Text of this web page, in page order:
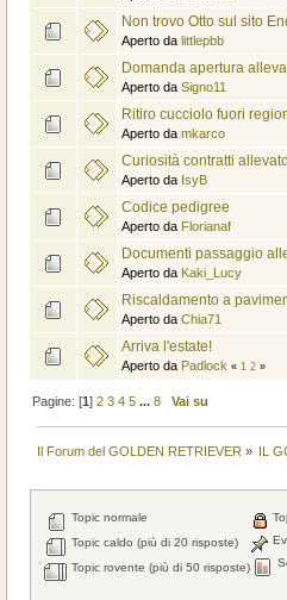
Non trovo Otto sul sito
Aperto da littlepbb
Domanda apertura
Aperto da Signo11
Ritiro cucciolo fuori
Aperto da mkarco
Curiosità contratti
Aperto da IsyB
Codice pedigree
Aperto da Florianaf
Documenti passaggio
Aperto da Kaki_Lucy
Riscaldamento a
Aperto da Chia71
Arriva l'estate!
Aperto da Padlock « 1 2»
Pagine: [1]2 3 4 5 ...8 Vai su
Il Forum del GOLDEN RETRIEVER » IL
Topic normale
Topic caldo (più di 20 risposte)
Topic rovente (più di 50 risposte)